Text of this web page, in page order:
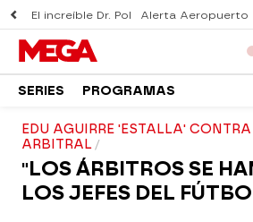
El increíble Dr. Pol Alerta Aeropuerto
SERIES PROGRAMAS
EDU AGUIRRE 'ESTALLA'
ARBITRAL
"LOS ÁRBITROS SE
LOS JEFES DEL